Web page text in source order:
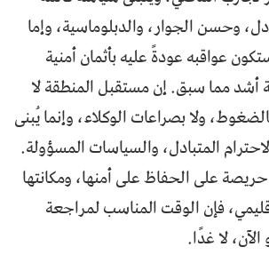
وحسن الجوار، والدبلوماسية، وإما
عواقبه عودةً عليه بأثمان أمنية
أشد مما سبق. إن مستقبل المنطقة لا
ولا بصراعات الوكلاء، وإنما يُبنى
المتبادل، والسياسات المسؤولة.
على الحفاظ على أمنها، ومكانتها
فإن الوقت المناسب لمراجعة
لا غدًا.